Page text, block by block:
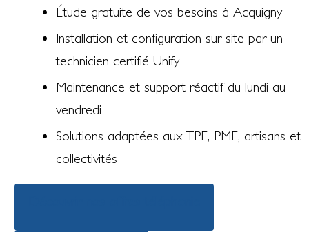
Étude gratuite de vos besoins à Acquigny
Installation et configuration sur site par un
technicien certifié Unify
Maintenance et support réactif du lundi au
vendredi
Solutions adaptées aux TPE, PME, artisans et
collectivités